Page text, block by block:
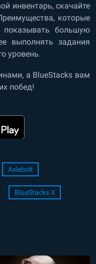
инвентарь, скачайте
которые
большую
выполнять задания
уровень.
а BlueStacks вам
побед!
Axlebolt
BlueStacks X